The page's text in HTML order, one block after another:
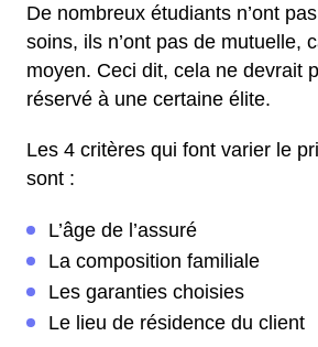
De nombreux étudiants n’ont
soins, ils n’ont pas de mutuelle,
moyen. Ceci dit, cela ne devrait
réservé à une certaine élite.
Les 4 critères qui font varier le
sont :
L’âge de l’assuré
La composition familiale
Les garanties choisies
Le lieu de résidence du client